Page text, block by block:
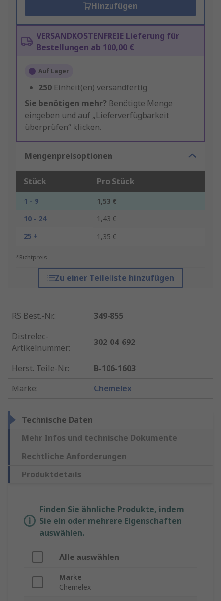
Hinzufügen
VERSANDKOSTENFREIE Lieferung für
Bestellungen ab 100,00 €
Auf Lager
250 Einheit(en) versandfertig
Sie benötigen mehr? Benötigte Menge
eingeben und auf „Lieferverfügbarkeit
überprüfen“ klicken.
Mengenpreisoptionen
Stück Pro Stück
1 - 9
1,53 €
10 - 24
1,43 €
25 +
1,35 €
*Richtpreis
Zu einer Teileliste hinzufügen
RS Best.-Nr.:
349-855
Distrelec-
Artikelnummer:
302-04-692
Herst. Teile-Nr.:
B-106-1603
Marke: Chemelex
Technische Daten
Mehr Infos und technische Dokumente
Rechtliche Anforderungen
Produktdetails
Finden Sie ähnliche Produkte, indem
Sie ein oder mehrere Eigenschaften
auswählen.
Alle auswählen
Marke
Chemelex